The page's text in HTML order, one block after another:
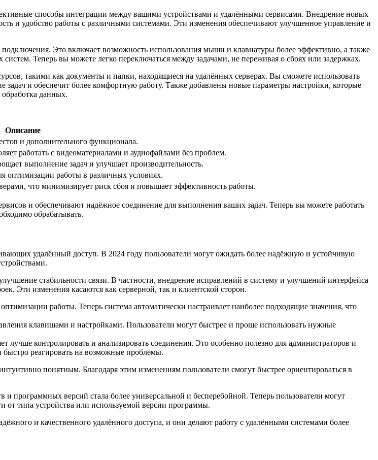
способы интеграции между вашими устройствами и удалёнными сервисами. Внедрение новых
и удобство работы с различными системами. Эти изменения обеспечивают улучшенное управление и
Это включает возможность использования мыши и клавиатуры более эффективно, а также
Теперь вы можете легко переключаться между задачами, не переживая о сбоях или задержках.
такими как документы и папки, находящиеся на удалённых серверах. Вы сможете использовать
и обеспечит более комфортную работу. Также добавлены новые параметры настройки, которые
данных.
Описание
и дополнительного функционала.
работать с видеоматериалами и аудиофайлами без проблем.
выполнение задач и улучшает производительность.
оптимизации работы в различных условиях.
что минимизирует риск сбоя и повышает эффективность работы.
и обеспечивают надёжное соединение для выполнения ваших задач. Теперь вы можете работать
обрабатывать.
удалённый доступ. В 2024 году пользователи могут ожидать более надёжную и устойчивую
стабильности связи. В частности, внедрение исправлений в систему и улучшений интерфейса
Эти изменения касаются как серверной, так и клиентской сторон.
работы. Теперь система автоматически настраивает наиболее подходящие значения, что
клавишами и настройками. Пользователи могут быстрее и проще использовать нужные
лучше контролировать и анализировать соединения. Это особенно полезно для администраторов и
быстро реагировать на возможные проблемы.
понятным. Благодаря этим изменениям пользователи смогут быстрее ориентироваться в
программных версий стала более универсальной и бесперебойной. Теперь пользователи могут
от типа устройства или используемой версии программы.
и качественного удалённого доступа, и они делают работу с удалёнными системами более